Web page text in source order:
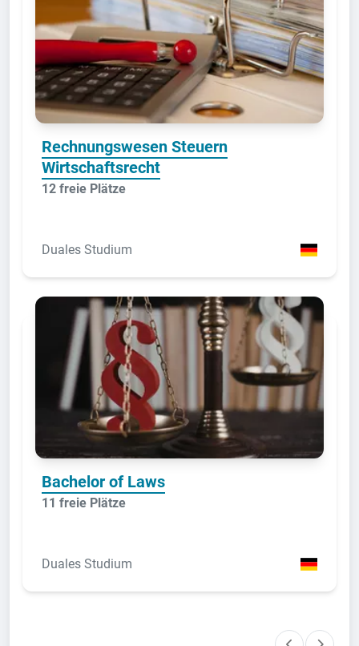
Rechnungswesen Steuern
Wirtschaftsrecht
12 freie Plätze
Duales Studium
Bachelor of Laws
11 freie Plätze
Duales Studium